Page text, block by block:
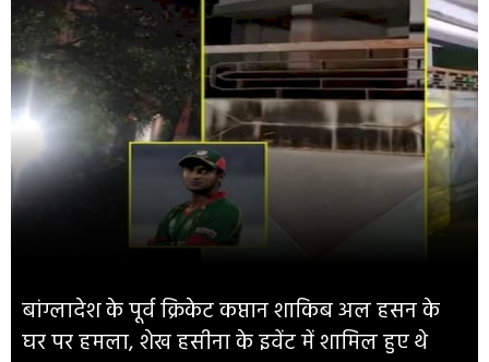
बांग्लादेश के पूर्व क्रिकेट कप्तान शाकिब अल हसन के
घर पर हमला, शेख हसीना के इवेंट में शामिल हुए थे